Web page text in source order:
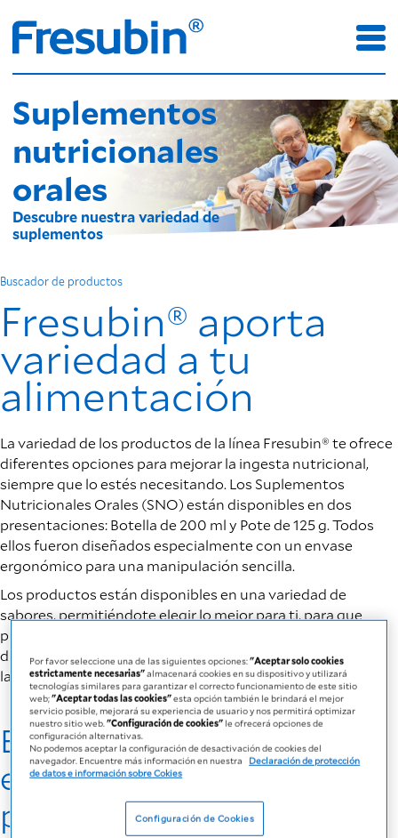
Suplementos
nutricionales
orales
Descubre nuestra variedad de
suplementos
Buscador de productos
Fresubin® aporta
variedad a tu
alimentación
La variedad de los productos de la línea Fresubin® te ofrece
diferentes opciones para mejorar la ingesta nutricional,
siempre que lo estés necesitando. Los Suplementos
Nutricionales Orales (SNO) están disponibles en dos
presentaciones: Botella de 200 ml y Pote de 125 g. Todos
ellos fueron diseñados especialmente con un envase
ergonómico para una manipulación sencilla.
Los productos están disponibles en una variedad de
sabores, permitiéndote elegir lo mejor para ti, para que
puedas enfocarte en todas las cosas que disfrutas hacer
diariamente. Fresubin® te ayuda a redescubrir el sabor por
la vida.
EasyBottle –
especialmente diseñados
para vos
Por favor seleccione una de las siguientes opciones:"Aceptar solo cookies
estrictamente necesarias"almacenará cookies en su dispositivo y utilizará
tecnologías similares para garantizar el correcto funcionamiento de este sitio
web;"Aceptar todas las cookies"esta opción también le brindará el mejor
servicio posible, mejorará su experiencia de usuario y nos permitirá optimizar
nuestro sitio web."Configuración de cookies" le ofrecerá opciones de
configuración alternativas.
No podemos aceptar la configuración de desactivación de cookies del
navegador. Encuentre más información en nuestra
Declaración de protección
de datos e información sobre Cokies
Configuración de Cookies